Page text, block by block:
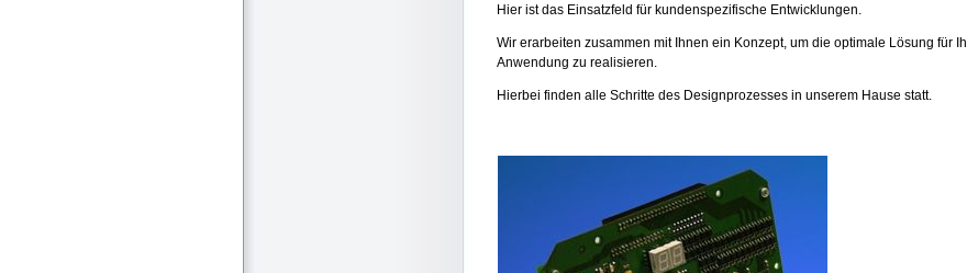
Hier ist das Einsatzfeld für kundenspezifische Entwicklungen.
Wir erarbeiten zusammen mit Ihnen ein Konzept, um die optimale Lösung für
Anwendung zu realisieren.
Hierbei finden alle Schritte des Designprozesses in unserem Hause statt.